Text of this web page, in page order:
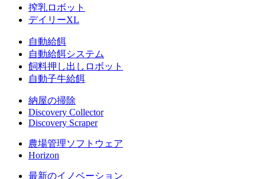
搾乳ロボット
デイリーXL
自動給餌
自動給餌システム
飼料押し出しロボット
自動子牛給餌
納屋の掃除
Discovery Collector
Discovery Scraper
農場管理ソフトウェア
Horizon
最新のイノベーション